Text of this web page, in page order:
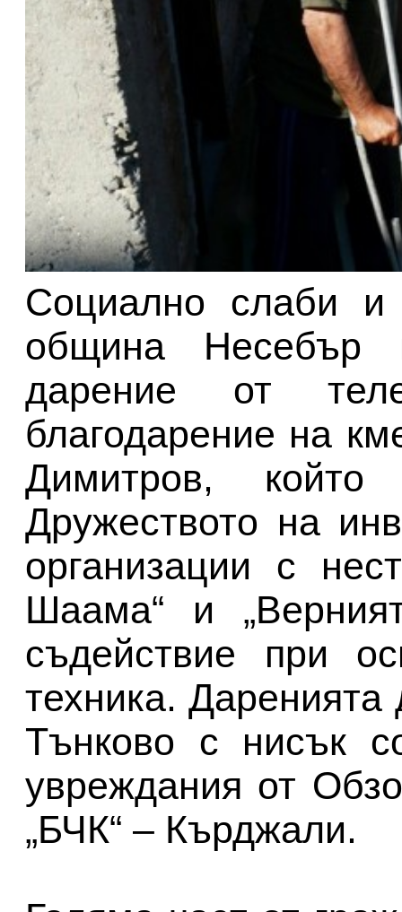
Социално слаби
община Несебър
дарение от
благодарение на
Димитров,
Дружеството на
организации с
Шаама“ и
съдействие при
техника. Даренията
Тънково с нисък
увреждания от
„БЧК“ – Кърджали.